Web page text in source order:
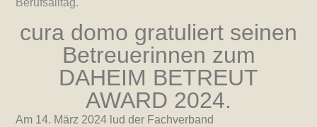
Berufsalltag.
cura domo gratuliert seinen
Betreuerinnen zum
DAHEIM BETREUT
AWARD 2024.
Am 14. März 2024 lud der Fachverband